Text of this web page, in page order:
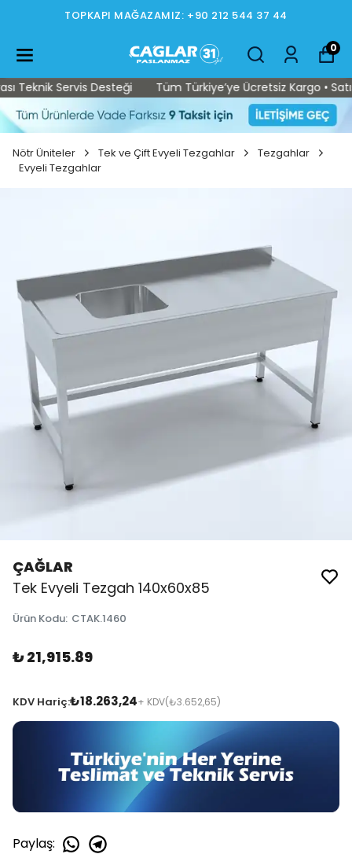
TOPKAPI MAĞAZAMIZ: +90 212 544 37 44
0
Teknik Servis Desteği Tüm Türkiye’ye Ücretsiz Kargo • Satış
Nötr Üniteler Tek ve Çift Evyeli Tezgahlar
Tezgahlar
Evyeli Tezgahlar
ÇAĞLAR
Tek Evyeli Tezgah 140x60x85
Ürün Kodu: CTAK.1460
₺ 21,915.89
KDV Hariç:₺18.263,24+ KDV(₺3.652,65)
Paylaş: